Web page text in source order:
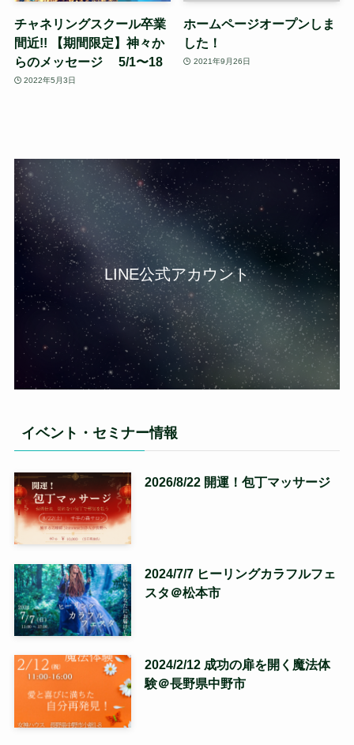
チャネリングスクール卒業
間近!! 【期間限定】神々か
らのメッセージ 5/1〜18
2022年5月3日
ホームページオープンしま
した！
2021年9月26日
LINE公式アカウント
イベント・セミナー情報
2026/8/22 開運！包丁マッサージ
2024/7/7 ヒーリングカラフルフェ
スタ＠松本市
2024/2/12 成功の扉を開く魔法体
験＠長野県中野市